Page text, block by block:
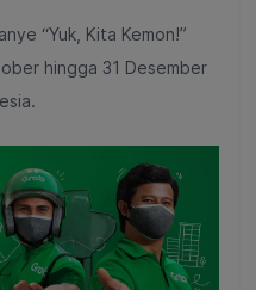
“Yuk, Kita Kemon!”
hingga 31 Desember